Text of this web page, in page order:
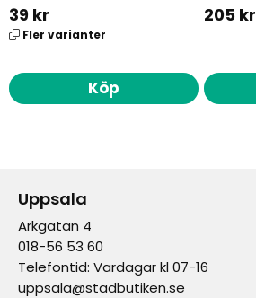
39 kr
Fler varianter
Köp
205 kr
Uppsala
Arkgatan 4
018-56 53 60
Telefontid: Vardagar kl 07-16
uppsala@stadbutiken.se